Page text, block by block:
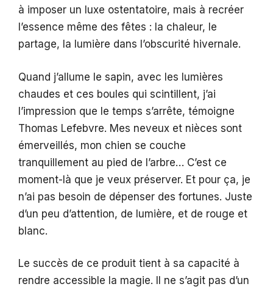
à imposer un luxe ostentatoire, mais à recréer
l’essence même des fêtes : la chaleur, le
partage, la lumière dans l’obscurité hivernale.
Quand j’allume le sapin, avec les lumières
chaudes et ces boules qui scintillent, j’ai
l’impression que le temps s’arrête, témoigne
Thomas Lefebvre. Mes neveux et nièces sont
émerveillés, mon chien se couche
tranquillement au pied de l’arbre… C’est ce
moment-là que je veux préserver. Et pour ça, je
n’ai pas besoin de dépenser des fortunes. Juste
d’un peu d’attention, de lumière, et de rouge et
blanc.
Le succès de ce produit tient à sa capacité à
rendre accessible la magie. Il ne s’agit pas d’un